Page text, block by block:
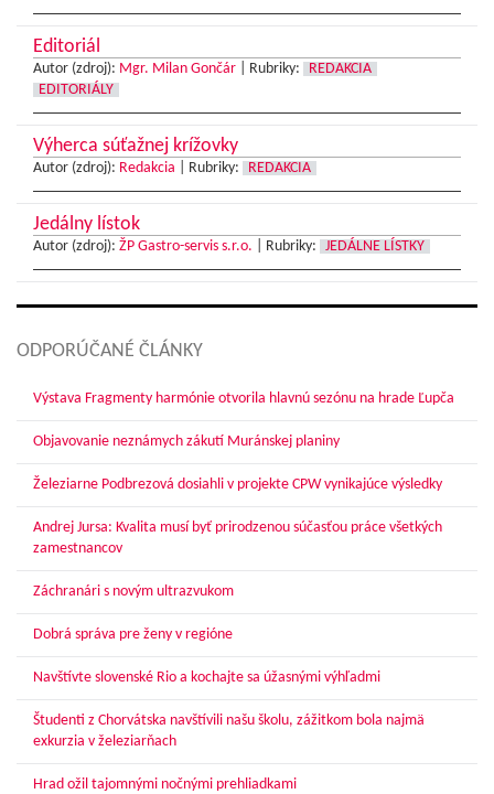
Editoriál
Autor (zdroj): Mgr. Milan Gončár Rubriky:
REDAKCIA
EDITORIÁLY
Výherca súťažnej krížovky
Autor (zdroj): Redakcia Rubriky: REDAKCIA
Jedálny lístok
Autor (zdroj): ŽP Gastro-servis s.r.o. Rubriky: JEDÁLNE LÍSTKY
ODPORÚČANÉ ČLÁNKY
Výstava Fragmenty harmónie otvorila hlavnú sezónu na hrade Ľupča
Objavovanie neznámych zákutí Muránskej planiny
Železiarne Podbrezová dosiahli v projekte CPW vynikajúce výsledky
Andrej Jursa: Kvalita musí byť prirodzenou súčasťou práce všetkých
zamestnancov
Záchranári s novým ultrazvukom
Dobrá správa pre ženy v regióne
Navštívte slovenské Rio a kochajte sa úžasnými výhľadmi
Študenti z Chorvátska navštívili našu školu, zážitkom bola najmä
exkurzia v železiarňach
Hrad ožil tajomnými nočnými prehliadkami